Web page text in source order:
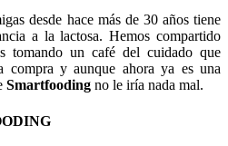
desde hace más de 30 años tiene
a la lactosa.Hemos compartido
tomando un café del cuidado que
compra y aunque ahora ya es una
Smartfooding no le iría nada mal.